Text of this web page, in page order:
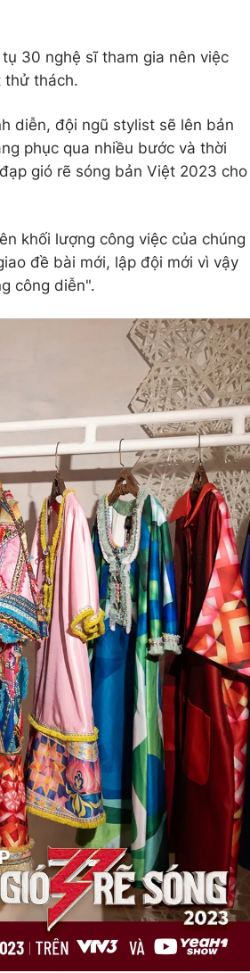
30 nghệ sĩ tham gia nên việc
thử thách.
diễn, đội ngũ stylist sẽ lên bản
phục qua nhiều bước và thời
gió rẽ sóng bản Việt 2023 cho
khối lượng công việc của chúng
đề bài mới, lập đội mới vì vậy
công diễn".